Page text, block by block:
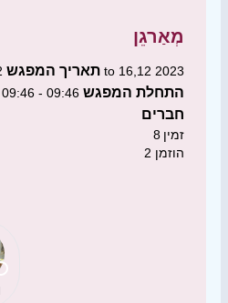
מְאַרגֵן
תאריך המפגש 13,12 2023 to 16,12 2023
התחלת המפגש 09:46 - 09:46
חברים
8 זמין
2 הוזמן